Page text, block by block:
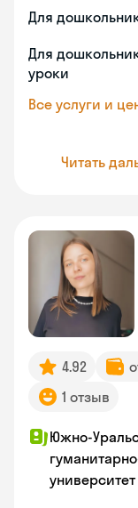
Для
Для
уроки
Все услуги и
Читать
4.92
1 отзыв
Южно-
университет